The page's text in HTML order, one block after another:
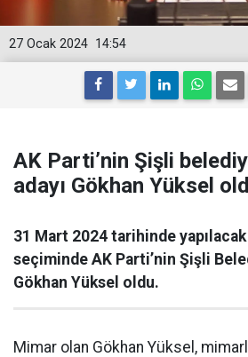
14:54
27 Ocak 2024
AK Parti’nin Şişli
adayı Gökhan Yüksel
31 Mart 2024 tarihinde
seçiminde AK Parti’nin Şişli
Gökhan Yüksel oldu.
Mimar olan Gökhan Yüksel,